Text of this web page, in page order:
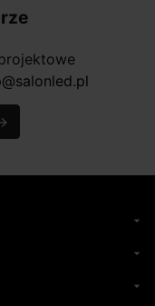
arrow_drop_down
arrow_drop_down
arrow_drop_down